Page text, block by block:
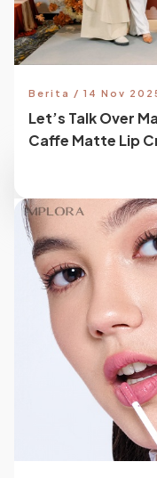
Berita / 14 Nov
Let’s Talk Over
Caffe Matte Lip